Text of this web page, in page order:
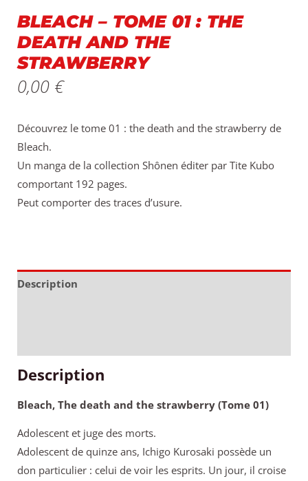
BLEACH – TOME 01 : THE
DEATH AND THE
STRAWBERRY
0,00 €
Découvrez le tome 01 : the death and the strawberry de
Bleach.
Un manga de la collection Shônen éditer par Tite Kubo
comportant 192 pages.
Peut comporter des traces d’usure.
Description
Description
Bleach, The death and the strawberry (Tome 01)
Adolescent et juge des morts.
Adolescent de quinze ans, Ichigo Kurosaki possède un
don particulier : celui de voir les esprits. Un jour, il croise